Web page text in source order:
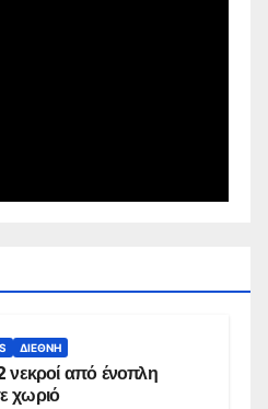
ΔΙΕΘΝΉ
νεκροί από ένοπλη
χωριό